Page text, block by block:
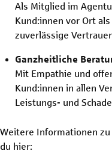
Als Mitglied im
Kund:innen vor Ort
zuverlässige
Ganzheitliche
Mit Empathie und
Kund:innen in allen
Leistungs- und
Weitere Informationen
du hier: